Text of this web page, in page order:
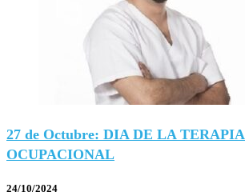
27 de Octubre: DIA DE LA TERAPIA
OCUPACIONAL
24/10/2024